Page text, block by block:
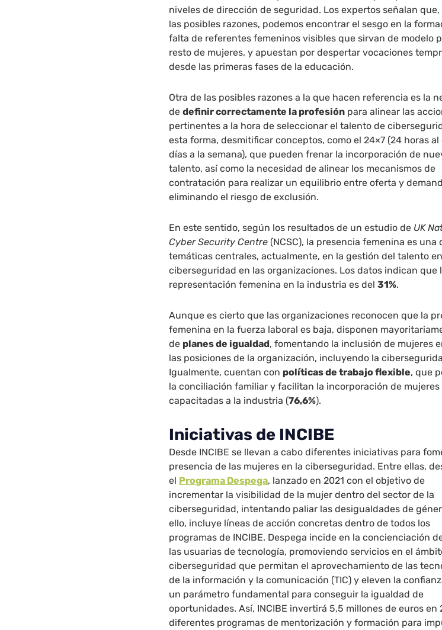
niveles de dirección de seguridad. Los expertos señalan
las posibles razones, podemos encontrar el sesgo en la
falta de referentes femeninos visibles que sirvan de modelo
resto de mujeres, y apuestan por despertar vocaciones
desde las primeras fases de la educación.
Otra de las posibles razones a la que hacen referencia es la
dedefinir correctamente la profesión para alinear las
pertinentes a la hora de seleccionar el talento de
esta forma, desmitificar conceptos, como el 24×7 (24 horas al
días a la semana), que pueden frenar la incorporación de
talento, así como la necesidad de alinear los mecanismos de
contratación para realizar un equilibrio entre oferta y
eliminando el riesgo de exclusión.
En este sentido, según los resultados de un estudio de UK
Cyber Security Centre (NCSC), la presencia femenina es una
temáticas centrales, actualmente, en la gestión del talento en
ciberseguridad en las organizaciones. Los datos indican que
representación femenina en la industria es del31%.
Aunque es cierto que las organizaciones reconocen que la
femenina en la fuerza laboral es baja, disponen
de planes de igualdad, fomentando la inclusión de mujeres
las posiciones de la organización, incluyendo la
Igualmente, cuentan con políticas de trabajo flexible, que
la conciliación familiar y facilitan la incorporación de mujeres
capacitadas a la industria (76,6%).
Iniciativas de INCIBE
Desde INCIBE se llevan a cabo diferentes iniciativas para
presencia de las mujeres en la ciberseguridad. Entre ellas,
el Programa Despega, lanzado en 2021 con el objetivo de
incrementar la visibilidad de la mujer dentro del sector de la
ciberseguridad, intentando paliar las desigualdades de
ello, incluye líneas de acción concretas dentro de todos los
programas de INCIBE. Despega incide en la concienciación
las usuarias de tecnología, promoviendo servicios en el
ciberseguridad que permitan el aprovechamiento de las
de la información y la comunicación (TIC) y eleven la
un parámetro fundamental para conseguir la igualdad de
oportunidades. Así, INCIBE invertirá 5,5 millones de euros en
diferentes programas de mentorización y formación para